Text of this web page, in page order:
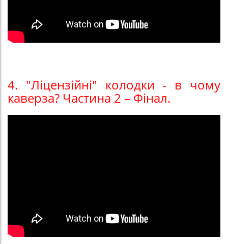
4. "Ліцензійні" колодки - в чому
каверза? Частина 2 – Фінал.